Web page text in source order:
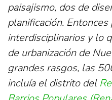
paisajismo, dos de
planificación.
interdisciplinarios y lo
de urbanización de
grandes rasgos, las
incluía el distrito del